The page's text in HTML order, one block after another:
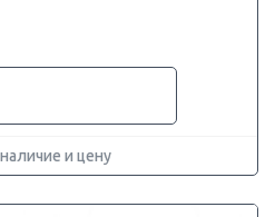
и цену